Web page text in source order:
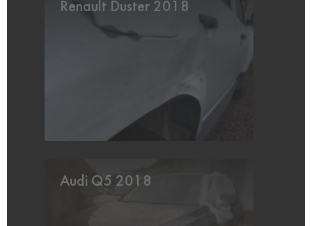
Renault Duster 2018
Audi Q5 2018